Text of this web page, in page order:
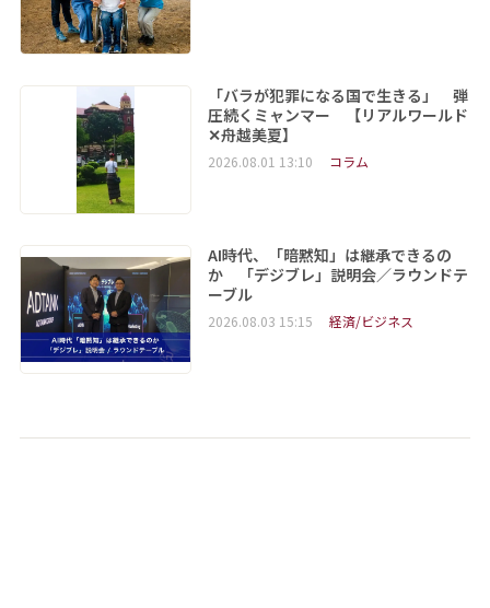
「バラが犯罪になる国で生きる」 弾
圧続くミャンマー 【リアルワールド
✕舟越美夏】
2026.08.01 13:10 コラム
AI時代、「暗黙知」は継承できるの
か 「デジブレ」説明会／ラウンドテ
ーブル
2026.08.03 15:15 経済/ビジネス